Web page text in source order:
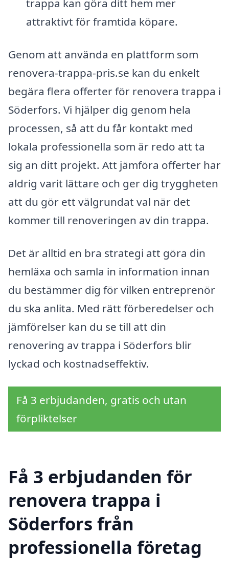
trappa kan göra ditt hem mer
attraktivt för framtida köpare.
Genom att använda en plattform som
renovera-trappa-pris.se kan du enkelt
begära flera offerter för renovera trappa i
Söderfors. Vi hjälper dig genom hela
processen, så att du får kontakt med
lokala professionella som är redo att ta
sig an ditt projekt. Att jämföra offerter har
aldrig varit lättare och ger dig tryggheten
att du gör ett välgrundat val när det
kommer till renoveringen av din trappa.
Det är alltid en bra strategi att göra din
hemläxa och samla in information innan
du bestämmer dig för vilken entreprenör
du ska anlita. Med rätt förberedelser och
jämförelser kan du se till att din
renovering av trappa i Söderfors blir
lyckad och kostnadseffektiv.
Få 3 erbjudanden, gratis och utan
förpliktelser
Få 3 erbjudanden för
renovera trappa i
Söderfors från
professionella företag